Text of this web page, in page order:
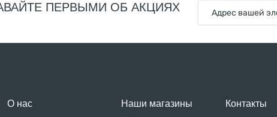
ПЕРВЫМИ ОБ АКЦИЯХ
О нас Наши магазины Контакты